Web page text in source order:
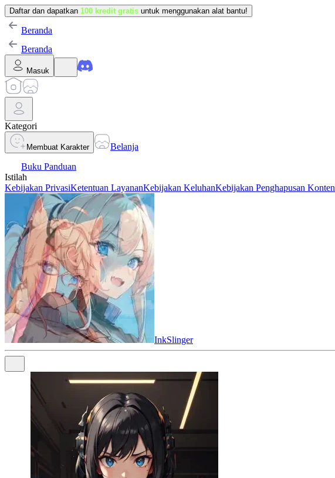
Daftar dan dapatkan 100 kredit gratis untuk menggunakan alat bantu!
Beranda
Beranda
Masuk
Kategori
Membuat Karakter
Belanja
Buku Panduan
Istilah
Kebijakan PrivasiKetentuan LayananKebijakan KeluhanKebijakan Penghapusan Konten
InkSlinger